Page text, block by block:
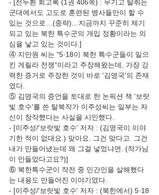
- [전두환 회고록 (1권 406쪽) : 무기고 탈취는
군대에서도 고도로 훈련된 병사들만이 할 수
있는 것으로…(중략)…지금까지 꾸준히 제기
되고 있는 북한 특수군의 개입 정황이라는 의
심을 낳고 있는 것이다.]
④ 지만원 씨는 "5·18이 북한 특수군들이 일으
킨 게릴라 전쟁"이라고 주장해왔는데, 가장 강
력한 증거로 주장한 것이 바로 '김명국'의 존재
였다.
⑤ 김명국의 증언을 토대로 한 논픽션 책 '보랏
빛 호수'를 쓴 탈북작가 이주성씨는 일부는 자
신이 창작했다는 사실을 시인했다.
- [이주성/'보랏빛 호수' 저자 : (김명국이 이야
기한 적이 없대요.) 맞아요. 그건 맞다고. 그건
내가 만들어냈는데 왜 그걸 넣었냐면. (작가님
이 만들었다고요?)]
⑥ 북한특수군이 작전 중 민간인을 살해했다
는 내용도 만들어진 이야기였다.
- [이주성/'보랏빛 호수' 저자 : (북한에서) 5·18